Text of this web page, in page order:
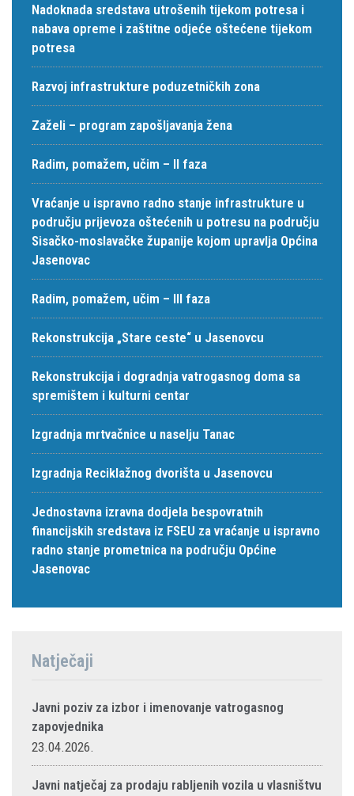
Nadoknada sredstava utrošenih tijekom potresa i
nabava opreme i zaštitne odjeće oštećene tijekom
potresa
Razvoj infrastrukture poduzetničkih zona
Zaželi – program zapošljavanja žena
Radim, pomažem, učim – II faza
Vraćanje u ispravno radno stanje infrastrukture u
području prijevoza oštećenih u potresu na području
Sisačko-moslavačke županije kojom upravlja Općina
Jasenovac
Radim, pomažem, učim – III faza
Rekonstrukcija „Stare ceste“ u Jasenovcu
Rekonstrukcija i dogradnja vatrogasnog doma sa
spremištem i kulturni centar
Izgradnja mrtvačnice u naselju Tanac
Izgradnja Reciklažnog dvorišta u Jasenovcu
Jednostavna izravna dodjela bespovratnih
financijskih sredstava iz FSEU za vraćanje u ispravno
radno stanje prometnica na području Općine
Jasenovac
Natječaji
Javni poziv za izbor i imenovanje vatrogasnog
zapovjednika
23.04.2026.
Javni natječaj za prodaju rabljenih vozila u vlasništvu